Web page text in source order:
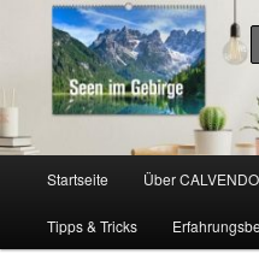
primären
springenCALVENDO
share creativity
Startseite Über CALVENDO
Tipps & Tricks